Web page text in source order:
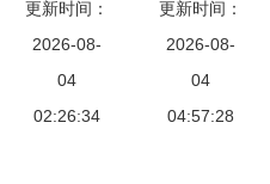
技视讯会议
系统 重新
定义远程协
作的效率标
更新时间：
2026-08-
04
02:26:34
DVC70会
议摄像机
重塑视讯会
议新体验
更新时间：
2026-08-
04
04:57:28